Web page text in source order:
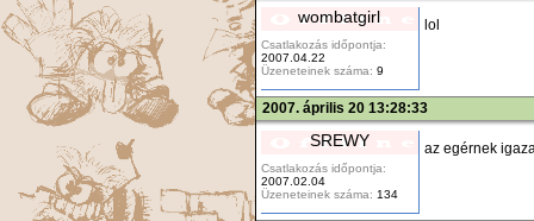
wombatgirl
Csatlakozás időpontja:
2007.04.22
Üzeneteinek száma: 9
lol
2007. április 20 13:28:33
SREWY
Csatlakozás időpontja:
2007.02.04
Üzeneteinek száma: 134
az egérnek